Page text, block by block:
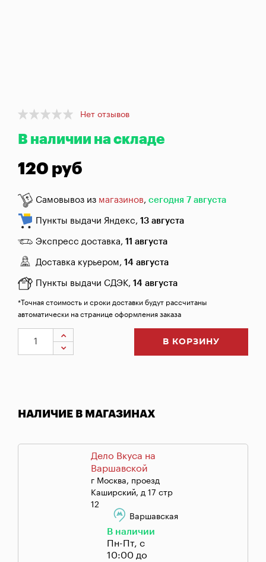
Коптильни
магазинов
заказ
Заказать
Item
of
Нет отзывов
В наличии на складе
120 руб
Самовывоз из магазинов, сегодня 7 августа
Пункты выдачи Яндекс, 13 августа
Экспресс доставка, 11 августа
Доставка курьером, 14 августа
Пункты выдачи СДЭК, 14 августа
*Точная стоимость и сроки доставки будут рассчитаны
автоматически на странице оформления заказа
В КОРЗИНУ
НАЛИЧИЕ В МАГАЗИНАХ
Дело Вкуса на
Варшавской
г Москва, проезд
Каширский, д 17 стр
12
Варшавская
В наличии
Пн-Пт, с
10:00 до